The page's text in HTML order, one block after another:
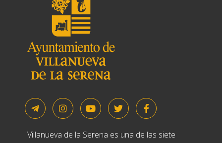
Villanueva de la Serena es una de las siete